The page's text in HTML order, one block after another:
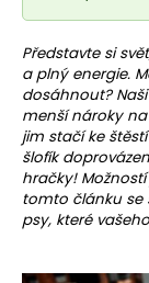
Představte si
a plný energie.
dosáhnout?
menší nároky
jim stačí ke
šlofík
hračky!
tomto článku se
psy, které
t
?